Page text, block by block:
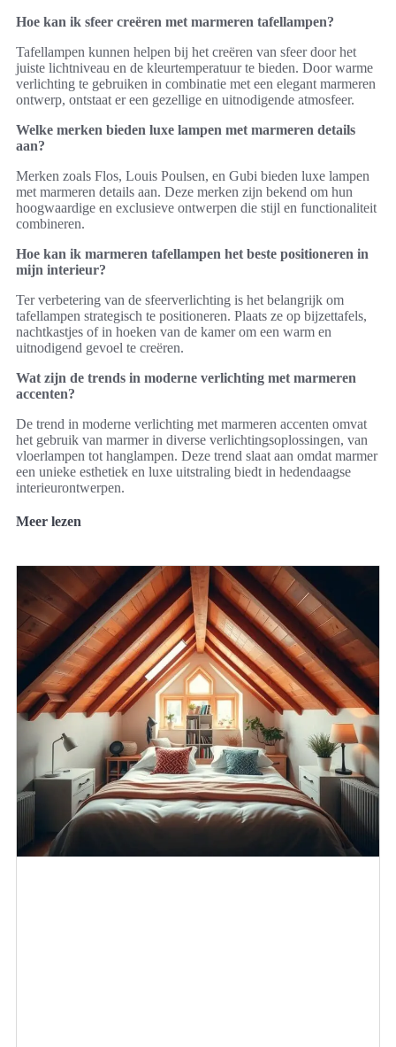
Hoe kan ik sfeer creëren met marmeren tafellampen?
Tafellampen kunnen helpen bij het creëren van sfeer door het
juiste lichtniveau en de kleurtemperatuur te bieden. Door warme
verlichting te gebruiken in combinatie met een elegant marmeren
ontwerp, ontstaat er een gezellige en uitnodigende atmosfeer.
Welke merken bieden luxe lampen met marmeren details
aan?
Merken zoals Flos, Louis Poulsen, en Gubi bieden luxe lampen
met marmeren details aan. Deze merken zijn bekend om hun
hoogwaardige en exclusieve ontwerpen die stijl en functionaliteit
combineren.
Hoe kan ik marmeren tafellampen het beste positioneren in
mijn interieur?
Ter verbetering van de sfeerverlichting is het belangrijk om
tafellampen strategisch te positioneren. Plaats ze op bijzettafels,
nachtkastjes of in hoeken van de kamer om een warm en
uitnodigend gevoel te creëren.
Wat zijn de trends in moderne verlichting met marmeren
accenten?
De trend in moderne verlichting met marmeren accenten omvat
het gebruik van marmer in diverse verlichtingsoplossingen, van
vloerlampen tot hanglampen. Deze trend slaat aan omdat marmer
een unieke esthetiek en luxe uitstraling biedt in hedendaagse
interieurontwerpen.
Meer lezen